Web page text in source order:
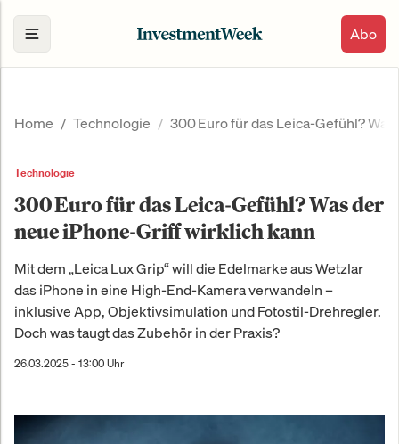
Abo
Home Technologie 300 Euro für das Leica-Gefühl?
Technologie
300 Euro für das Leica-Gefühl? Was der
neue iPhone-Griff wirklich kann
Mit dem „Leica Lux Grip“ will die Edelmarke aus Wetzlar
das iPhone in eine High-End-Kamera verwandeln –
inklusive App, Objektivsimulation und Fotostil-Drehregler.
Doch was taugt das Zubehör in der Praxis?
26.03.2025 - 13:00 Uhr